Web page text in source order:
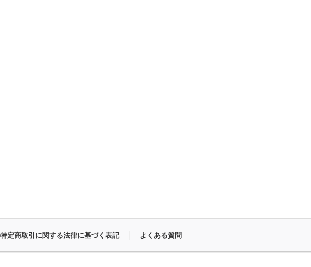
特定商取引に関する法律に基づく表記 よくある質問